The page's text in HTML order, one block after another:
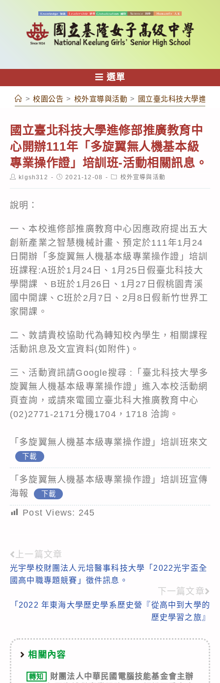
容
選單
> 校園公告 > 校外宣導與活動 > 國立臺北科技大學進修
國立臺北科技大學進修部推廣教育中
心開辦111年「多旋翼無人機基本級
專業操作證」培訓班-活動相關訊息。
Postklgsh312
Post2021-12-08
Post校外宣導與活動
說明：
一、本校進修部推廣教育中心因應政府提出五大
創新產業之智慧機械計畫、預定於111年1月24
日開辦「多旋翼無人機基本級專業操作證」培訓
班課程:A班於1月24日、1月25日假臺北科技大
學開課 、B班於1月26日、1月27日假桃園青溪
國中開課、C班於2月7日、2月8日假新竹世界工
家開課。
二、敦請貴校協助代為轉知校內學生，相關課程
活動訊息及文宣資料(如附件)。
三、活動資訊請Google搜尋 :「臺北科技大學多
旋翼無人機基本級專業操作證」進入本校活動網
頁查詢，或請來電國立臺北科大推廣教育中心
(02)2771-2171分機1704，1718 洽詢。
「多旋翼無人機基本級專業操作證」培訓班來文
下載
「多旋翼無人機基本級專業操作證」培訓班宣傳
海報
下載
Post Views: 245
Read
more
上一篇文章
光宇學校財團法人元培醫事科技大學「2022光宇盃全
國高中職專題競賽」徵件訊息。
下一篇文章
「2022 年東海大學歷史學系歷史營『從高中到大學的
歷史學習之旅』
相關內容
轉知
財團法人中華民國電腦技能基金會主辦